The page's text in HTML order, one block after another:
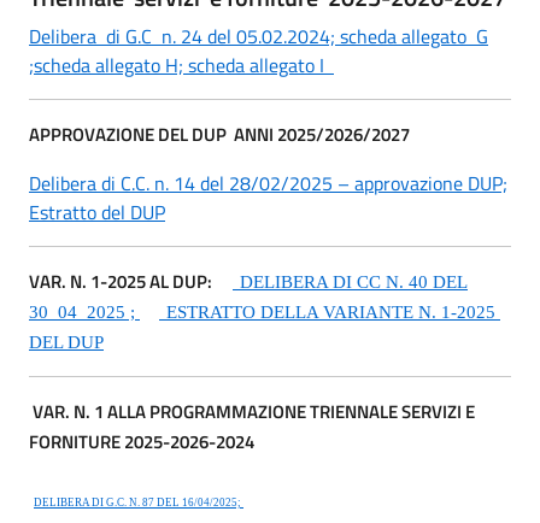
Delibera di G.C n. 24 del 05.02.2024; scheda allegato G
;scheda allegato H; scheda allegato I
APPROVAZIONE DEL DUP ANNI 2025/2026/2027
Delibera di C.C. n. 14 del 28/02/2025 – approvazione DUP;
Estratto del DUP
VAR. N. 1-2025 AL DUP:
DELIBERA DI CC N. 40 DEL
30_04_2025 ;
ESTRATTO DELLA VARIANTE N. 1-2025
DEL DUP
VAR. N. 1 ALLA PROGRAMMAZIONE TRIENNALE SERVIZI E
FORNITURE 2025-2026-2024
DELIBERA DI G.C. N. 87 DEL 16/04/2025;